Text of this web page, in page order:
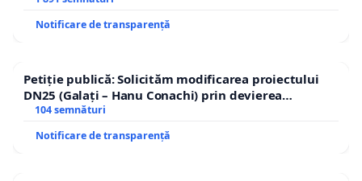
Notificare de transparență
Petiție publică: Solicităm modificarea proiectului
DN25 (Galați – Hanu Conachi) prin devierea
traseului în afara localităților!
104 semnături
Notificare de transparență